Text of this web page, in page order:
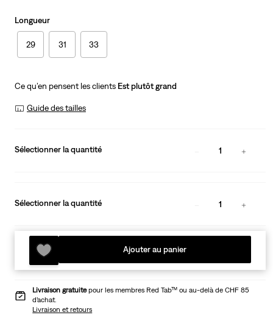
Longueur
29 31 33
Ce qu’en pensent les clients Est plutôt grand
Guide des tailles
Sélectionner la quantité 1
Sélectionner la quantité 1
Ajouter au panier
Livraison gratuitepour les membres Red Tab™ ou au-delà de CHF 85
d’achat.
Livraison et retours